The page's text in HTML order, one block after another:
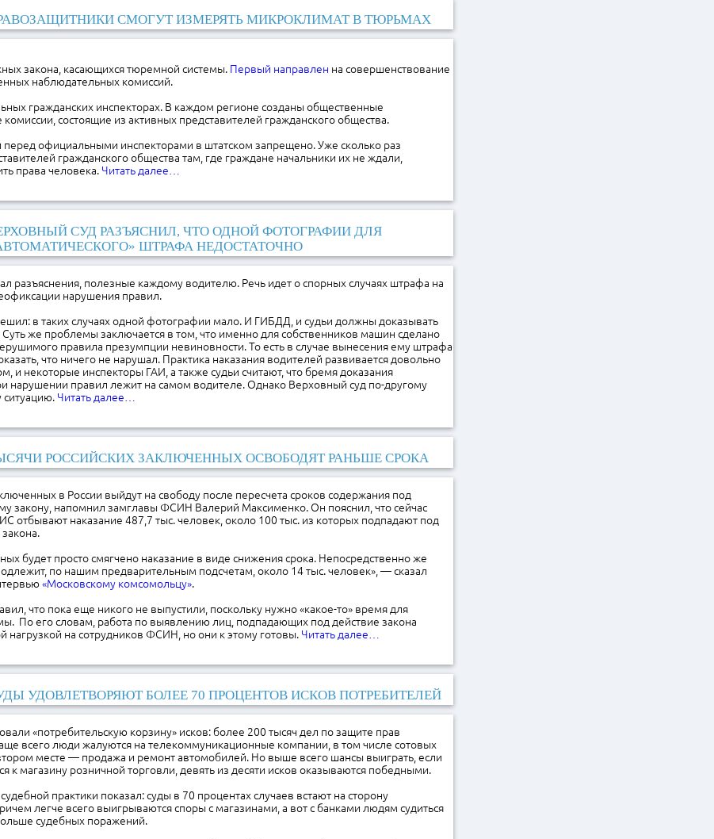
СМОГУТ ИЗМЕРЯТЬ МИКРОКЛИМАТ В ТЮРЬМАХ
закона, касающихся тюремной системы. Первый направлен на совершенствование
наблюдательных комиссий.
гражданских инспекторах. В каждом регионе созданы общественные
состоящие из активных представителей гражданского общества.
перед официальными инспекторами в штатском запрещено. Уже сколько раз
гражданского общества там, где граждане начальники их не ждали,
права человека. Читать далее…
СУД РАЗЪЯСНИЛ, ЧТО ОДНОЙ ФОТОГРАФИИ ДЛЯ
ШТРАФА НЕДОСТАТОЧНО
разъяснения, полезные каждому водителю. Речь идет о спорных случаях штрафа на
нарушения правил.
в таких случаях одной фотографии мало. И ГИБДД, и судьи должны доказывать
же проблемы заключается в том, что именно для собственников машин сделано
правила презумпции невиновности. То есть в случае вынесения ему штрафа
что ничего не нарушал. Практика наказания водителей развивается довольно
и некоторые инспекторы ГАИ, а также судьи считают, что бремя доказания
нарушении правил лежит на самом водителе. Однако Верховный суд по-другому
ситуацию. Читать далее…
РОССИЙСКИХ ЗАКЛЮЧЕННЫХ ОСВОБОДЯТ РАНЬШЕ СРОКА
в России выйдут на свободу после пересчета сроков содержания под
закону, напомнил замглавы ФСИН Валерий Максименко. Он пояснил, что сейчас
отбывают наказание 487,7 тыс. человек, около 100 тыс. из которых подпадают под
будет просто смягчено наказание в виде снижения срока. Непосредственно же
по нашим предварительным подсчетам, около 14 тыс. человек», — сказал
«Московскому комсомольцу».
что пока еще никого не выпустили, поскольку нужно «какое-то» время для
По его словам, работа по выявлению лиц, подпадающих под действие закона
нагрузкой на сотрудников ФСИН, но они к этому готовы. Читать далее…
УДОВЛЕТВОРЯЮТ БОЛЕЕ 70 ПРОЦЕНТОВ ИСКОВ ПОТРЕБИТЕЛЕЙ
«потребительскую корзину» исков: более 200 тысяч дел по защите прав
всего люди жалуются на телекоммуникационные компании, в том числе сотовых
месте — продажа и ремонт автомобилей. Но выше всего шансы выиграть, если
к магазину розничной торговли, девять из десяти исков оказываются победными.
практики показал: суды в 70 процентах случаев встают на сторону
легче всего выигрываются споры с магазинами, а вот с банками людям судиться
судебных поражений.